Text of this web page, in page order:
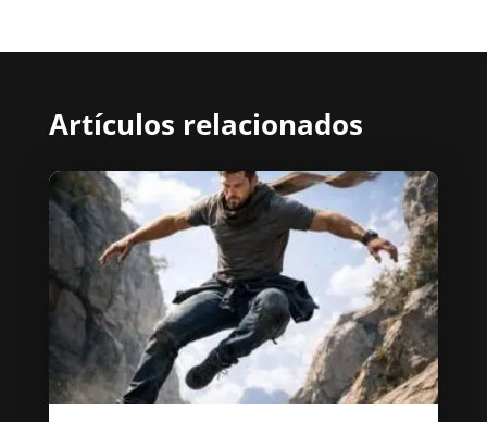
Artículos relacionados